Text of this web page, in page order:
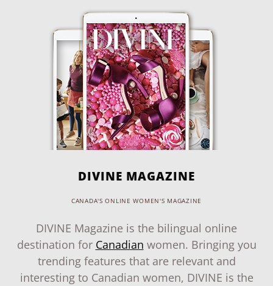
DIVINE MAGAZINE
CANADA'S ONLINE WOMEN'S MAGAZINE
DIVINE Magazine is the bilingual online
destination for Canadian women. Bringing you
trending features that are relevant and
interesting to Canadian women, DIVINE is the